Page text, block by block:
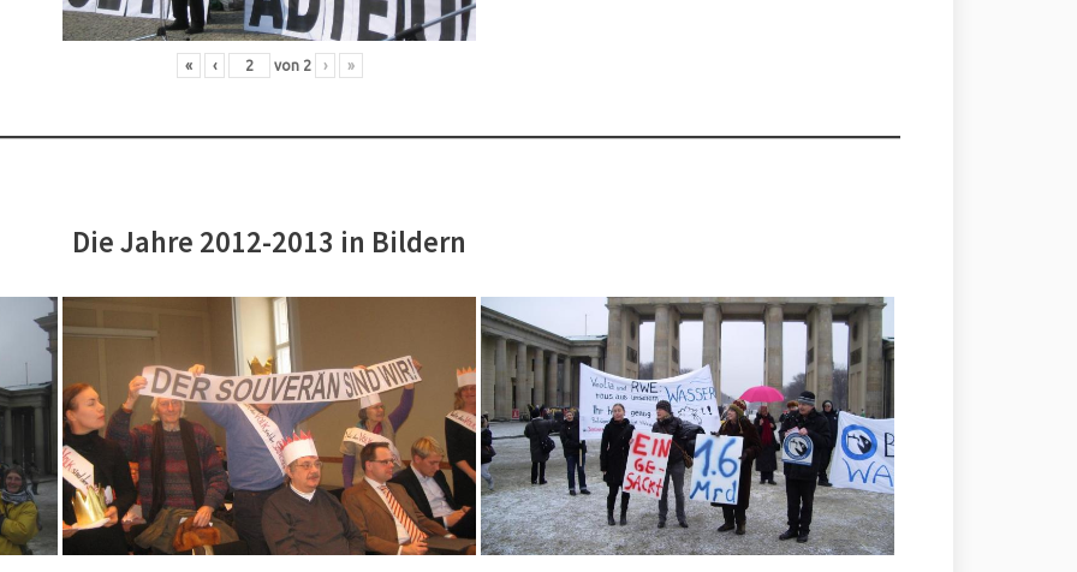
« ‹ von 2 › »
Die Jahre 2012-2013 in Bildern